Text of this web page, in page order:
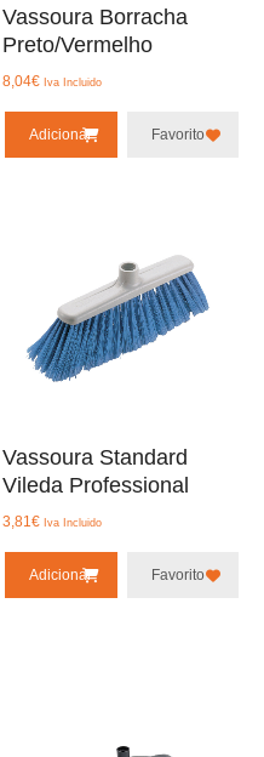
Vassoura Borracha
Preto/Vermelho
8,04€ Iva Incluido
Adicionar Favorito
Vassoura Standard
Vileda Professional
3,81€ Iva Incluido
Adicionar Favorito